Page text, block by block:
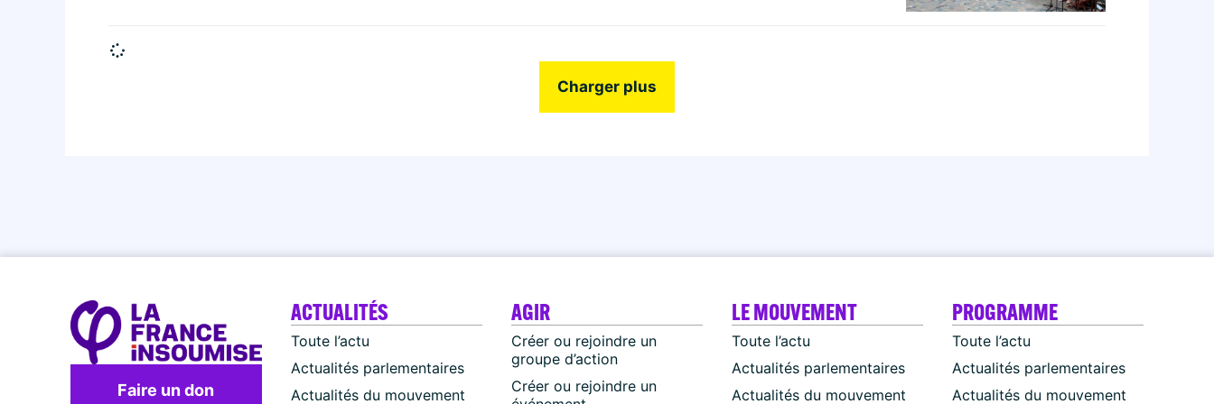
Charger plus
Faire un don
ACTUALITÉS
Toute l’actu
Actualités parlementaires
Actualités du mouvement
AGIR
Créer ou rejoindre un
groupe d’action
Créer ou rejoindre un
LE MOUVEMENT
Toute l’actu
Actualités parlementaires
Actualités du mouvement
PROGRAMME
Toute l’actu
Actualités parlementaires
Actualités du mouvement